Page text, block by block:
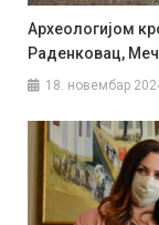
Археологијом
Раденковац,
18. новембар